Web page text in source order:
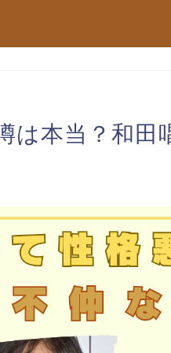
は本当？和田